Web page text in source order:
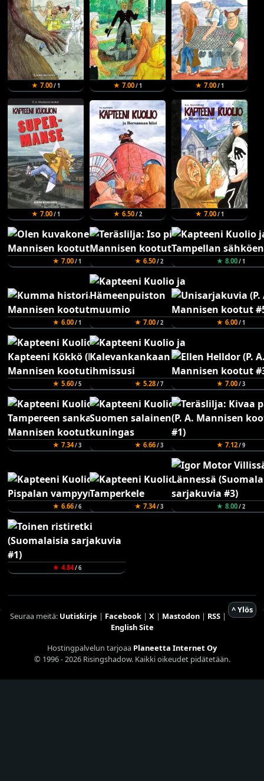
★ 7.00/ 1 ★ 7.00/ 1 ★ 7.00/ 1
★ 7.00/ 1 ★ 6.50/ 2 ★ 7.00/ 1
★ 7.00/ 1 ★ 6.50/ 2 ★ 8.00/ 1
★ 6.00/ 1 ★ 7.00/ 2 ★ 6.00/ 1
★ 5.60/ 5 ★ 5.28/ 7 ★ 7.00/ 3
★ 7.34/ 3 ★ 6.66/ 3 ★ 7.12/ 9
★ 6.66/ 6 ★ 7.34/ 3 ★ 8.00/ 2
★ 4.84/ 6
^ Ylös
Seuraa meitä: Uutiskirje | Facebook| X | Mastodon| RSS|
English Site
Hostingpalvelun tarjoaa Planeetta Internet Oy
© 1996 - 2026 Risingshadow. Kaikki oikeudet pidätetään.